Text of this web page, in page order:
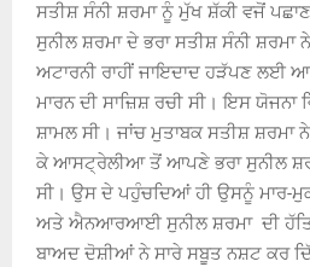
ਸਤੀਸ਼ ਸੰਨੀ ਸ਼ਰਮਾ ਨੂੰ ਮੁੱਖ ਸ਼ੱਕੀ ਵਜੋਂ
ਸੁਨੀਲ ਸ਼ਰਮਾ ਦੇ ਭਰਾ ਸਤੀਸ਼ ਸੰਨੀ ਸ਼ਰਮਾ
ਅਟਾਰਨੀ ਰਾਹੀਂ ਜਾਇਦਾਦ ਹੜੱਪਣ
ਮਾਰਨ ਦੀ ਸਾਜ਼ਿਸ਼ ਰਚੀ ਸੀ। ਇਸ ਯੋਜਨਾ
ਸ਼ਾਮਲ ਸੀ। ਜਾਂਚ ਮੁਤਾਬਕ ਸਤੀਸ਼ ਸ਼ਰਮਾ
ਕੇ ਆਸਟ੍ਰੇਲੀਆ ਤੋਂ ਆਪਣੇ ਭਰਾ ਸੁਨੀਲ
ਸੀ। ਉਸ ਦੇ ਪਹੁੰਚਦਿਆਂ ਹੀ ਉਸਨੂੰ ਮਾਰ-
ਅਤੇ ਐਨਆਰਆਈ ਸੁਨੀਲ ਸ਼ਰਮਾ ਦੀ
ਬਾਅਦ ਦੋਸ਼ੀਆਂ ਨੇ ਸਾਰੇ ਸਬੂਤ ਨਸ਼ਟ ਕਰ